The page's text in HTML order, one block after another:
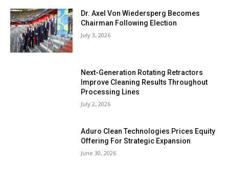
Dr. Axel Von Wiedersperg Becomes
Chairman Following Election
July 3, 2026
Next-Generation Rotating Retractors
Improve Cleaning Results Throughout
Processing Lines
July 2, 2026
Aduro Clean Technologies Prices Equity
Offering For Strategic Expansion
June 30, 2026